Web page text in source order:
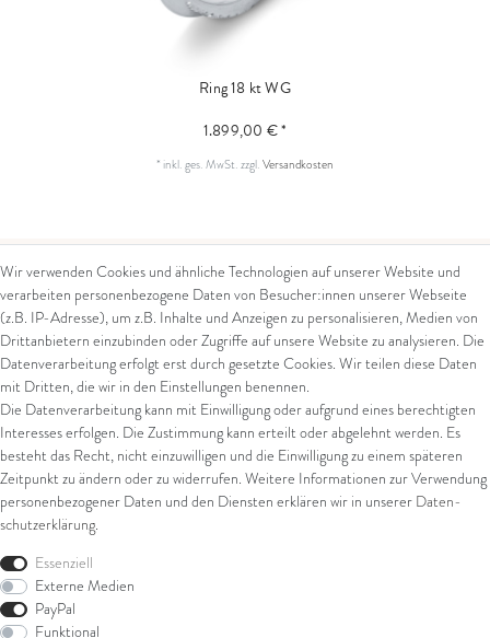
Ring 18 kt WG
1.899,00 € *
* inkl. ges. MwSt.zzgl.Versandkosten
Kontakt
Kontaktformular
Arena in Arte GmbH
Marktgasse 2,
8600 Dübendorf
Tel: +41 44 821 60 40
E-Mail:info@goldschmiede-
arena.com
Rechtliches
AGB
Impressum
Datenschutz
Widerrufsrecht
Zahlung und Versand
Widerrufsformular
Wir verwenden Cookies und ähnliche Technologien auf unserer Website und
verarbeiten personenbezogene Daten von Besucher:innen unserer Webseite
(z.B. IP-Adresse), um z.B. Inhalte und Anzeigen zu personalisieren, Medien von
Drittanbietern einzubinden oder Zugriffe auf unsere Website zu analysieren. Die
Datenverarbeitung erfolgt erst durch gesetzte Cookies. Wir teilen diese Daten
mit Dritten, die wir in den Einstellungen benennen.
Die Datenverarbeitung kann mit Einwilligung oder aufgrund eines berechtigten
Interesses erfolgen. Die Zustimmung kann erteilt oder abgelehnt werden. Es
besteht das Recht, nicht einzuwilligen und die Einwilligung zu einem späteren
Zeitpunkt zu ändern oder zu widerrufen. Weitere Informationen zur Verwendung
personenbezogener Daten und den Diensten erklären wir in unserer Daten­
schutz­erklärung.
Essenziell
Externe Medien
PayPal
Funktional